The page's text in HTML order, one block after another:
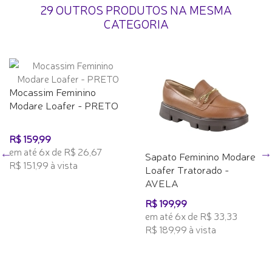
29 OUTROS PRODUTOS NA MESMA
CATEGORIA
Mocassim Feminino
Modare Loafer - PRETO
R$ 159,99
em até 6x de R$ 26,67
R$ 151,99 à vista
Sapato Feminino Modare
Loafer Tratorado -
AVELA
R$ 199,99
em até 6x de R$ 33,33
R$ 189,99 à vista